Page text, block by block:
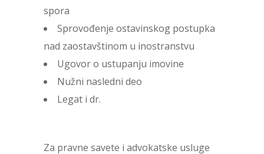
spora
Sprovođenje ostavinskog postupka
nad zaostavštinom u inostranstvu
Ugovor o ustupanju imovine
Nužni nasledni deo
Legat i dr.
Za pravne savete i advokatske usluge